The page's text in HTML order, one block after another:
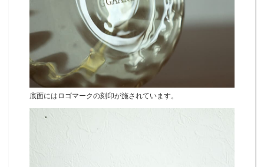
底面にはロゴマークの刻印が施されています。